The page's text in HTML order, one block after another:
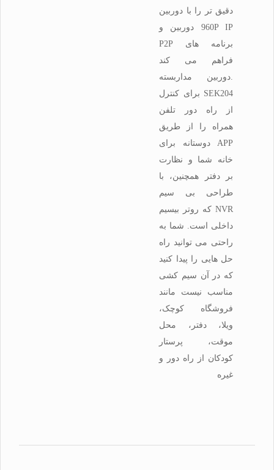
دقیق تر را با دوربین
960P IP دوربین و
برنامه های P2P
فراهم می کند
.دوربین مداربسته
SEK204 برای کنترل
از راه دور تلفن
همراه را از طریق
APP دوستانه برای
خانه شما و نظارت
بر دفتر همچنین، با
طراحی بی سیم
NVR که روتر بیسیم
داخلی است. شما به
راحتی می توانید راه
حل هایی را پیدا کنید
که در آن سیم کشی
مناسب نیست مانند
فروشگاه کوچک،
ویلا، دفتر، محل
موقت، پرستار
کودکان از راه دور و
غیره